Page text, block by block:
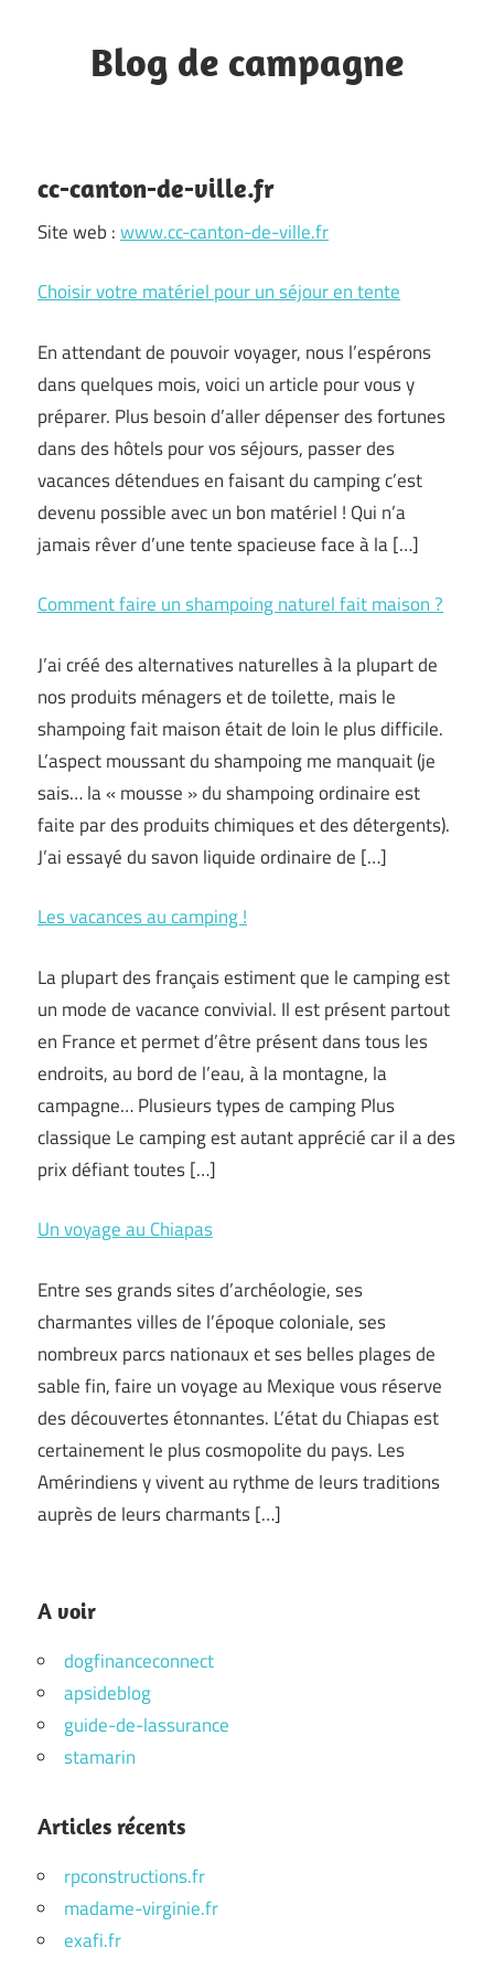
contentBlog de campagne
Pays
Grassois
cc-canton-de-ville.fr
Site web :www.cc-canton-de-ville.fr
Choisir votre matériel pour un séjour en tente
En attendant de pouvoir voyager, nous l’espérons
dans quelques mois, voici un article pour vous y
préparer. Plus besoin d’aller dépenser des fortunes
dans des hôtels pour vos séjours, passer des
vacances détendues en faisant du camping c’est
devenu possible avec un bon matériel ! Qui n’a
jamais rêver d’une tente spacieuse face à la […]
Comment faire un shampoing naturel fait maison ?
J’ai créé des alternatives naturelles à la plupart de
nos produits ménagers et de toilette, mais le
shampoing fait maison était de loin le plus difficile.
L’aspect moussant du shampoing me manquait (je
sais… la « mousse » du shampoing ordinaire est
faite par des produits chimiques et des détergents).
J’ai essayé du savon liquide ordinaire de […]
Les vacances au camping !
La plupart des français estiment que le camping est
un mode de vacance convivial. Il est présent partout
en France et permet d’être présent dans tous les
endroits, au bord de l’eau, à la montagne, la
campagne… Plusieurs types de camping Plus
classique Le camping est autant apprécié car il a des
prix défiant toutes […]
Un voyage au Chiapas
Entre ses grands sites d’archéologie, ses
charmantes villes de l’époque coloniale, ses
nombreux parcs nationaux et ses belles plages de
sable fin, faire un voyage au Mexique vous réserve
des découvertes étonnantes. L’état du Chiapas est
certainement le plus cosmopolite du pays. Les
Amérindiens y vivent au rythme de leurs traditions
auprès de leurs charmants […]
A voir
dogfinanceconnect
apsideblog
guide-de-lassurance
stamarin
Articles récents
rpconstructions.fr
madame-virginie.fr
exafi.fr